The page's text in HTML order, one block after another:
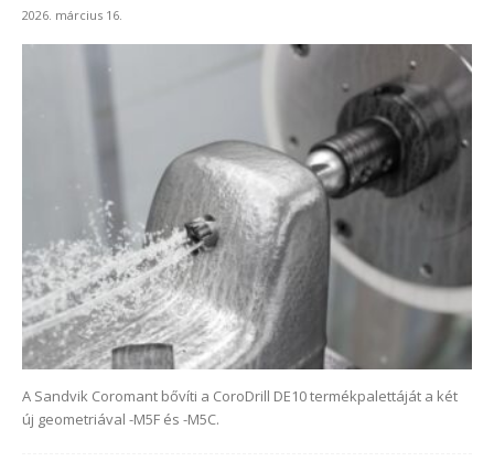
2026. március 16.
A Sandvik Coromant bővíti a CoroDrill DE10 termékpalettáját a két
új geometriával -M5F és -M5C.